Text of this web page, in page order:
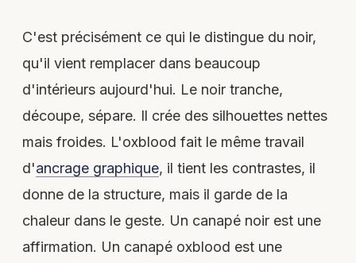
C'est précisément ce qui le distingue du noir,
qu'il vient remplacer dans beaucoup
d'intérieurs aujourd'hui. Le noir tranche,
découpe, sépare. Il crée des silhouettes nettes
mais froides. L'oxblood fait le même travail
d'ancrage graphique, il tient les contrastes, il
donne de la structure, mais il garde de la
chaleur dans le geste. Un canapé noir est une
affirmation. Un canapé oxblood est une